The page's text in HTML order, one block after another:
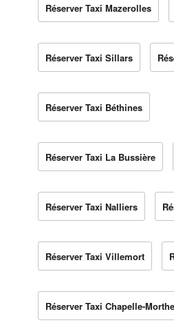
Réserver Taxi Mazerolles
Réserver Taxi Sillars
Réserver Taxi Béthines
Réserver Taxi La Bussière
Réserver Taxi Nalliers
Réserver Taxi Villemort
Réserver Taxi Chapelle-